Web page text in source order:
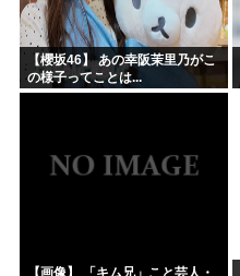
【櫻坂46】 あの幸阪茉里乃がこ
の様子ってことは...
【画像】 「キム兄」こと芸人・